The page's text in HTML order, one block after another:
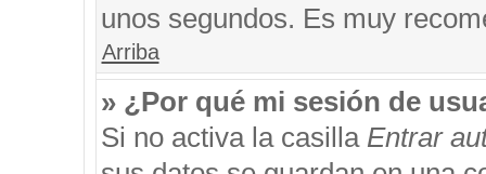
unos segundos. Es muy
Arriba
» ¿Por qué mi sesión de
Si no activa la casilla Entrar